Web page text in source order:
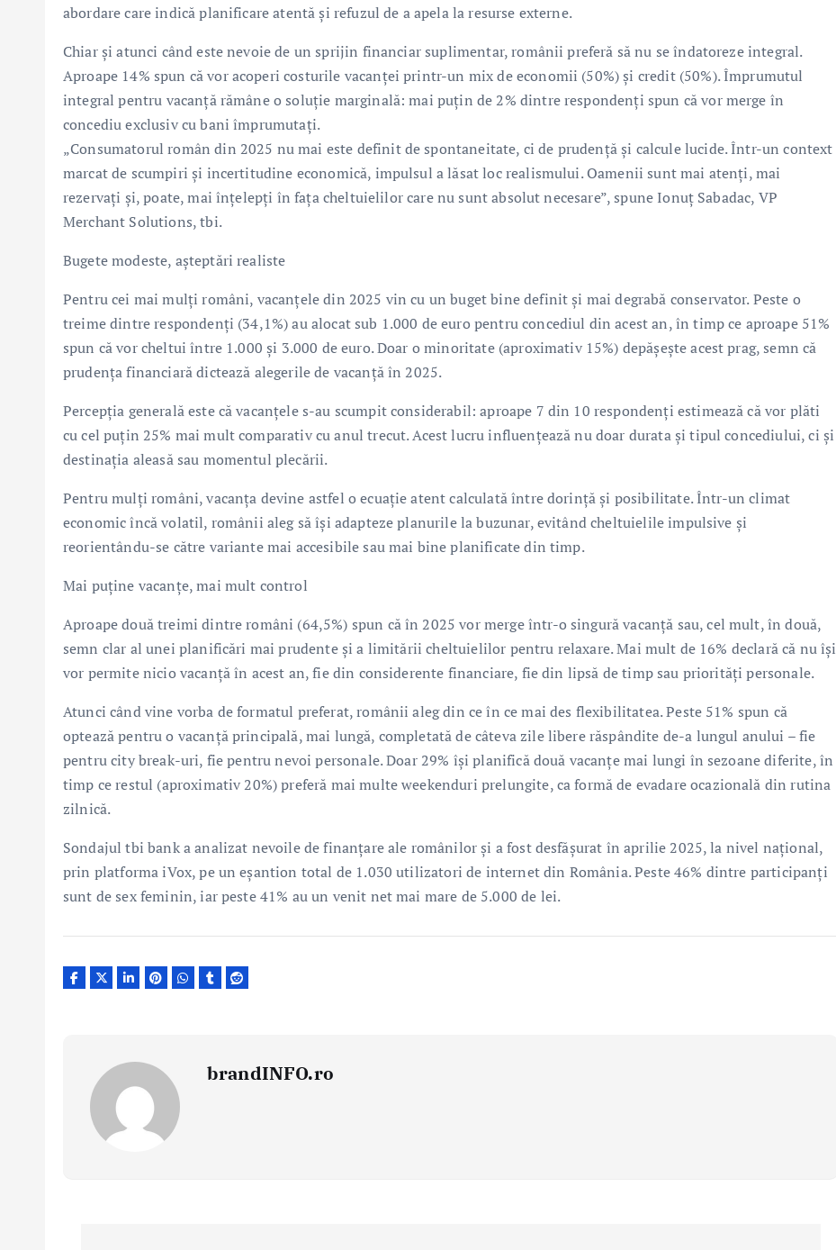
abordare care indică planificare atentă și refuzul de a apela la resurse externe.
Chiar și atunci când este nevoie de un sprijin financiar suplimentar, românii preferă să nu se îndatoreze integral.
Aproape 14% spun că vor acoperi costurile vacanței printr-un mix de economii (50%) și credit (50%). Împrumutul
integral pentru vacanță rămâne o soluție marginală: mai puțin de 2% dintre respondenți spun că vor merge în
concediu exclusiv cu bani împrumutați.
„Consumatorul român din 2025 nu mai este definit de spontaneitate, ci de prudență și calcule lucide. Într-un context
marcat de scumpiri și incertitudine economică, impulsul a lăsat loc realismului. Oamenii sunt mai atenți, mai
rezervați și, poate, mai înțelepți în fața cheltuielilor care nu sunt absolut necesare”, spune Ionuț Sabadac, VP
Merchant Solutions, tbi.
Bugete modeste, așteptări realiste
Pentru cei mai mulți români, vacanțele din 2025 vin cu un buget bine definit și mai degrabă conservator. Peste o
treime dintre respondenți (34,1%) au alocat sub 1.000 de euro pentru concediul din acest an, în timp ce aproape 51%
spun că vor cheltui între 1.000 și 3.000 de euro. Doar o minoritate (aproximativ 15%) depășește acest prag, semn că
prudența financiară dictează alegerile de vacanță în 2025.
Percepția generală este că vacanțele s-au scumpit considerabil: aproape 7 din 10 respondenți estimează că vor plăti
cu cel puțin 25% mai mult comparativ cu anul trecut. Acest lucru influențează nu doar durata și tipul concediului, ci și
destinația aleasă sau momentul plecării.
Pentru mulți români, vacanța devine astfel o ecuație atent calculată între dorință și posibilitate. Într-un climat
economic încă volatil, românii aleg să își adapteze planurile la buzunar, evitând cheltuielile impulsive și
reorientându-se către variante mai accesibile sau mai bine planificate din timp.
Mai puține vacanțe, mai mult control
Aproape două treimi dintre români (64,5%) spun că în 2025 vor merge într-o singură vacanță sau, cel mult, în două,
semn clar al unei planificări mai prudente și a limitării cheltuielilor pentru relaxare. Mai mult de 16% declară că nu își
vor permite nicio vacanță în acest an, fie din considerente financiare, fie din lipsă de timp sau priorități personale.
Atunci când vine vorba de formatul preferat, românii aleg din ce în ce mai des flexibilitatea. Peste 51% spun că
optează pentru o vacanță principală, mai lungă, completată de câteva zile libere răspândite de-a lungul anului – fie
pentru city break-uri, fie pentru nevoi personale. Doar 29% își planifică două vacanțe mai lungi în sezoane diferite, în
timp ce restul (aproximativ 20%) preferă mai multe weekenduri prelungite, ca formă de evadare ocazională din rutina
zilnică.
Sondajul tbi bank a analizat nevoile de finanțare ale românilor și a fost desfășurat în aprilie 2025, la nivel național,
prin platforma iVox, pe un eșantion total de 1.030 utilizatori de internet din România. Peste 46% dintre participanți
sunt de sex feminin, iar peste 41% au un venit net mai mare de 5.000 de lei.
brandINFO.ro